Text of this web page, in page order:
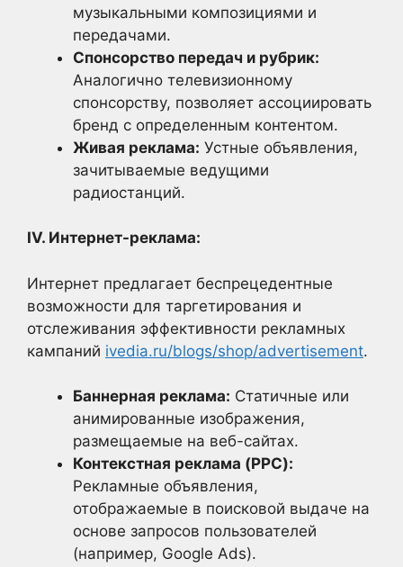
музыкальными композициями и
передачами.
Спонсорство передач и рубрик:
Аналогично телевизионному
спонсорству, позволяет ассоциировать
бренд с определенным контентом.
Живая реклама: Устные объявления,
зачитываемые ведущими
радиостанций.
IV. Интернет-реклама:
Интернет предлагает беспрецедентные
возможности для таргетирования и
отслеживания эффективности рекламных
кампаний ivedia.ru/blogs/shop/advertisement.
Баннерная реклама: Статичные или
анимированные изображения,
размещаемые на веб-сайтах.
Контекстная реклама (PPC):
Рекламные объявления,
отображаемые в поисковой выдаче на
основе запросов пользователей
(например, Google Ads).